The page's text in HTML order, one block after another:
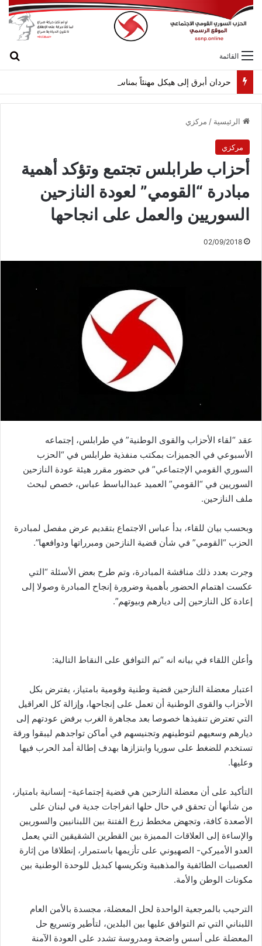
القائمة
حردان أبرق إلى هيكل مهنئاً بمناسبة عيد الجيش
الرئيسية / مركزي
مركزي
أحزاب طرابلس تجتمع وتؤكد أهمية
مبادرة “القومي” لعودة النازحين
السوريين والعمل على انجاحها
02/09/2018
عقد “لقاء الأحزاب والقوى الوطنية” في طرابلس، إجتماعه
الأسبوعي في الجميزات بمكتب منفذية طرابلس في “الحزب
السوري القومي الإجتماعي” في حضور مقرر هيئة عودة النازحين
السوريين في “القومي” العميد عبدالباسط عباس، خصص لبحث
ملف النازحين.
وبحسب بيان للقاء، بدأ عباس الاجتماع بتقديم عرض مفصل لمبادرة
الحزب “القومي” في شأن قضية النازحين ومبرراتها ودوافعها”.
وجرت بعدد ذلك مناقشة المبادرة، وتم طرح بعض الأسئلة “التي
عكست اهتمام الحضور بأهمية وضرورة إنجاح المبادرة وصولا إلى
إعادة كل النازحين إلى ديارهم وبيوتهم”.
وأعلن اللقاء في بيانه انه “تم التوافق على النقاط التالية:
اعتبار معضلة النازحين قضية وطنية وقومية بامتياز، يفترض بكل
الأحزاب والقوى الوطنية أن تعمل على إنجاحها، وإزالة كل العراقيل
التي تعترض تنفيذها خصوصا بعد مجاهرة الغرب برفض عودتهم إلى
ديارهم وسعيهم لتوطينهم وتجنيسهم في أماكن تواجدهم ليبقوا ورقة
تستخدم للضغط على سوريا وابتزازها بهدف إطالة أمد الحرب فيها
وعليها.
التأكيد على أن معضلة النازحين هي قضية إجتماعية- إنسانية بامتياز،
من شأنها أن تحقق في حال حلها انفراجات جدية في لبنان على
الأصعدة كافة، وتجهض مخطط زرع الفتنة بين اللبنانيين والسوريين
والإساءة إلى العلاقات المميزة بين القطرين الشقيقين التي يعمل
العدو الأميركي- الصهيوني على تأزيمها باستمرار، إنطلاقا من إثارة
العصبيات الطائفية والمذهبية وتكريسها كبديل للوحدة الوطنية بين
مكونات الوطن والأمة.
الترحيب بالمرجعية الواحدة لحل المعضلة، مجسدة بالأمن العام
اللبناني التي تم التوافق عليها بين البلدين، لتأطير وتسريع حل
المعضلة على أسس واضحة ومدروسة تشدد على العودة الآمنة